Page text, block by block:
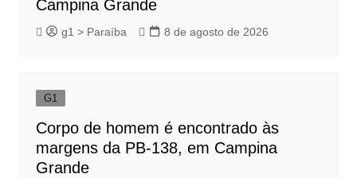
Campina Grande
g1 > Paraíba 8 de agosto de 2026
G1
Corpo de homem é encontrado às
margens da PB-138, em Campina
Grande